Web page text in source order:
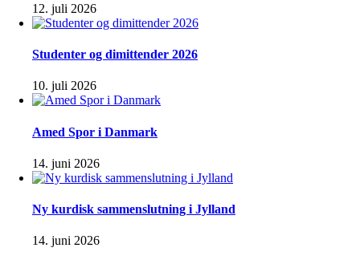
12. juli 2026
Studenter og dimittender 2026
10. juli 2026
Amed Spor i Danmark
14. juni 2026
Ny kurdisk sammenslutning i Jylland
14. juni 2026